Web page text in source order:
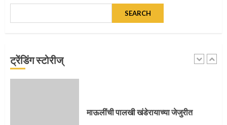
SEARCH
ट्रेंडिंग स्टोरीज्
2
माऊलींची पालखी खंडेरायाच्या जेजुरीत